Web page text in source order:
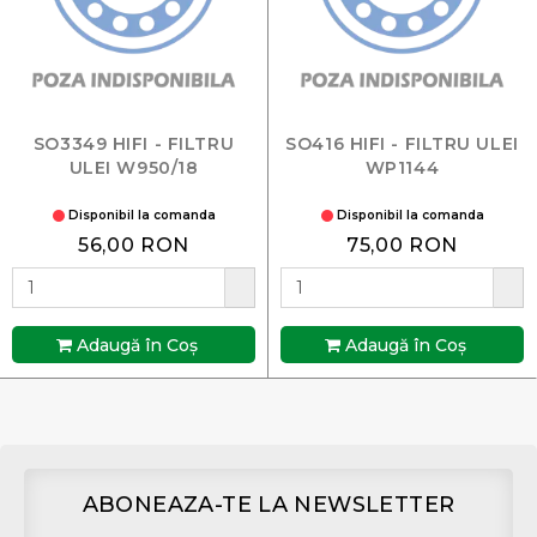
SO3349 HIFI - FILTRU
ULEI W950/18
Disponibil la comanda
56,00 RON
Adaugă în Coş
SO416 HIFI - FILTRU ULEI
WP1144
Disponibil la comanda
75,00 RON
Adaugă în Coş
ABONEAZA-TE LA NEWSLETTER